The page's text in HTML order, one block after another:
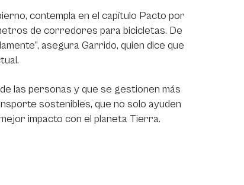
contempla en el capítulo Pacto por
de corredores para bicicletas. De
asegura Garrido, quien dice que
las personas y que se gestionen más
sostenibles, que no solo ayuden
impacto con el planeta Tierra.